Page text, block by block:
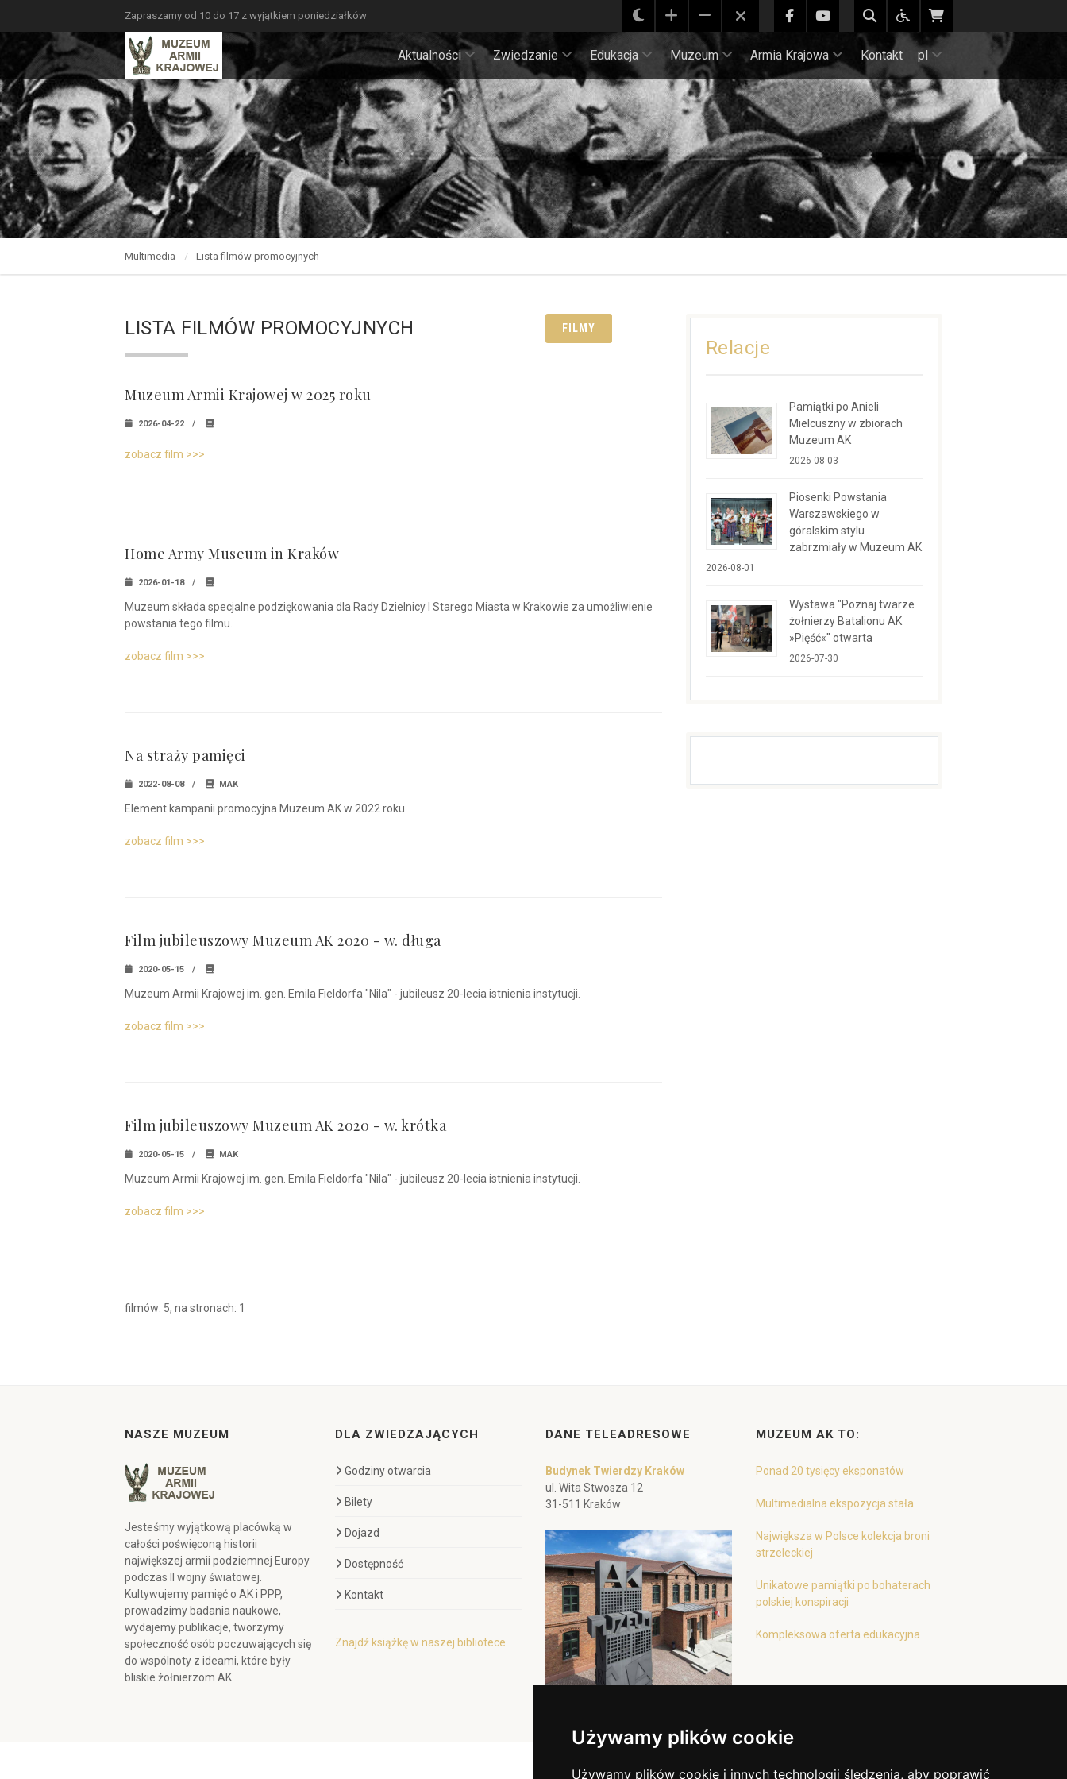
Używamy plików cookie
Używamy plików cookie i innych technologii śledzenia, aby poprawić
Zapraszamy od 10 do 17 z wyjątkiem poniedziałków
Aktualności Zwiedzanie Edukacja Muzeum Armia Krajowa Kontakt pl
Multimedia Lista filmów promocyjnych
LISTA FILMÓW PROMOCYJNYCH FILMY
Muzeum Armii Krajowej w 2025 roku
2026-04-22
zobacz film >>>
Home Army Museum in Kraków
2026-01-18
Muzeum składa specjalne podziękowania dla Rady Dzielnicy I Starego Miasta w Krakowie za umożliwienie
powstania tego filmu.
zobacz film >>>
Na straży pamięci
2022-08-08 MAK
Element kampanii promocyjna Muzeum AK w 2022 roku.
zobacz film >>>
Film jubileuszowy Muzeum AK 2020 - w. długa
2020-05-15
Muzeum Armii Krajowej im. gen. Emila Fieldorfa "Nila" - jubileusz 20-lecia istnienia instytucji.
zobacz film >>>
Film jubileuszowy Muzeum AK 2020 - w. krótka
2020-05-15 MAK
Muzeum Armii Krajowej im. gen. Emila Fieldorfa "Nila" - jubileusz 20-lecia istnienia instytucji.
zobacz film >>>
filmów: 5, na stronach: 1
Relacje
Pamiątki po Anieli
Mielcuszny w zbiorach
Muzeum AK
2026-08-03
Piosenki Powstania
Warszawskiego w
góralskim stylu
zabrzmiały w Muzeum AK
2026-08-01
Wystawa "Poznaj twarze
żołnierzy Batalionu AK
»Pięść«" otwarta
2026-07-30
NASZE MUZEUM
Jesteśmy wyjątkową placówką w
całości poświęconą historii
największej armii podziemnej Europy
podczas II wojny światowej.
Kultywujemy pamięć o AK i PPP,
prowadzimy badania naukowe,
wydajemy publikacje, tworzymy
społeczność osób poczuwających się
do wspólnoty z ideami, które były
bliskie żołnierzom AK.
DLA ZWIEDZAJĄCYCH
Godziny otwarcia
Bilety
Dojazd
Dostępność
Kontakt
Znajdź książkę w naszej bibliotece
DANE TELEADRESOWE
Budynek Twierdzy Kraków
ul. Wita Stwosza 12
31-511 Kraków
MUZEUM AK TO:
Ponad 20 tysięcy eksponatów
Multimedialna ekspozycja stała
Największa w Polsce kolekcja broni
strzeleckiej
Unikatowe pamiątki po bohaterach
polskiej konspiracji
Kompleksowa oferta edukacyjna